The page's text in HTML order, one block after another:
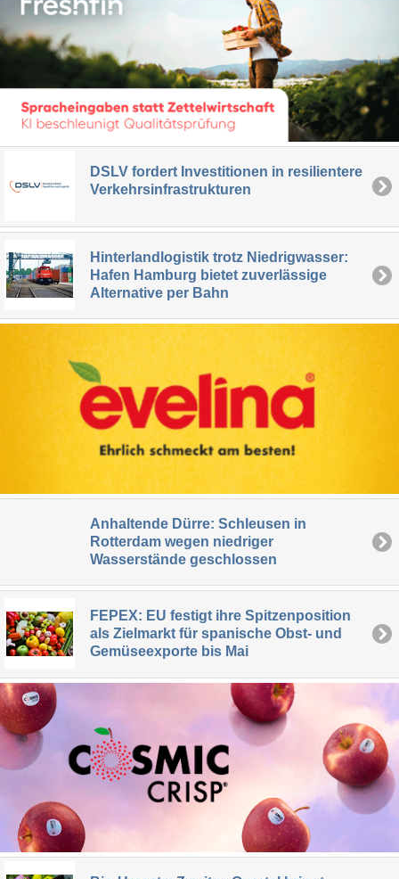
DSLV fordert Investitionen in resilientere
Verkehrsinfrastrukturen
Hinterlandlogistik trotz Niedrigwasser:
Hafen Hamburg bietet zuverlässige
Alternative per Bahn
Anhaltende Dürre: Schleusen in
Rotterdam wegen niedriger
Wasserstände geschlossen
FEPEX: EU festigt ihre Spitzenposition
als Zielmarkt für spanische Obst- und
Gemüseexporte bis Mai